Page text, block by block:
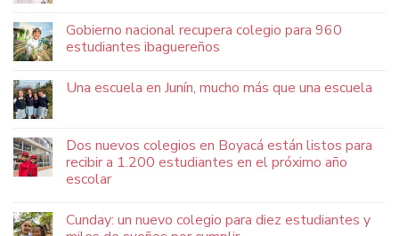
Gobierno nacional recupera colegio para 960
estudiantes ibaguereños
Una escuela en Junín, mucho más que una escuela
Dos nuevos colegios en Boyacá están listos para
recibir a 1.200 estudiantes en el próximo año
escolar
Cunday: un nuevo colegio para diez estudiantes y